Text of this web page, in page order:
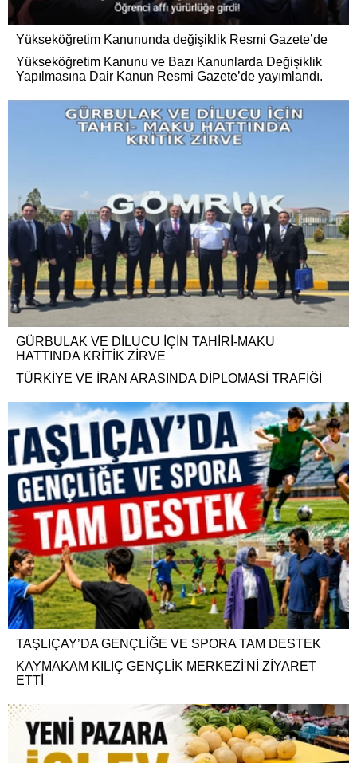
Yükseköğretim Kanununda değişiklik Resmi Gazete’de
Yükseköğretim Kanunu ve Bazı Kanunlarda Değişiklik
Yapılmasına Dair Kanun Resmi Gazete’de yayımlandı.
GÜRBULAK VE DİLUCU İÇİN TAHİRİ-MAKU
HATTINDA KRİTİK ZİRVE
TÜRKİYE VE İRAN ARASINDA DİPLOMASİ TRAFİĞİ
TAŞLIÇAY’DA GENÇLİĞE VE SPORA TAM DESTEK
KAYMAKAM KILIÇ GENÇLİK MERKEZİ'Nİ ZİYARET
ETTİ